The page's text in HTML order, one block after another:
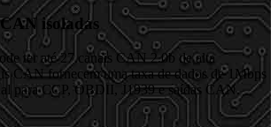
isoladas
ter até 27 canais CAN 2.0b de alta
CAN fornecem uma taxa de dados de 1Mbps
para CCP, OBDII, J1939 e saídas CAN.